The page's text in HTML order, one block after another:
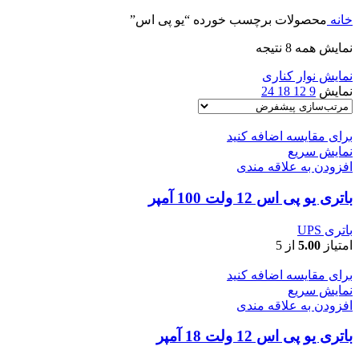
خانه محصولات برچسب خورده “یو پی اس”
نمایش همه 8 نتیجه
نمایش نوار کناری
نمایش 9
12
18
24
برای مقایسه اضافه کنید
نمایش سریع
افزودن به علاقه مندی
باتری یو پی اس 12 ولت 100 آمپر
باتری UPS
امتیاز 5.00 از 5
برای مقایسه اضافه کنید
نمایش سریع
افزودن به علاقه مندی
باتری یو پی اس 12 ولت 18 آمپر